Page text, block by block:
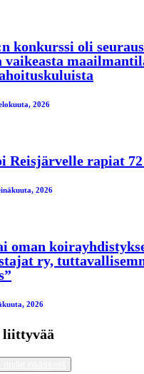
konkurssi oli
vaikeasta
2026
Reisjärvelle rapiat 72
2026
oman
ry,
2026
liittyvää